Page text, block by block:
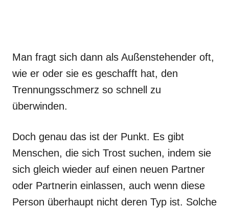
Man fragt sich dann als Außenstehender oft,
wie er oder sie es geschafft hat, den
Trennungsschmerz so schnell zu
überwinden.
Doch genau das ist der Punkt. Es gibt
Menschen, die sich Trost suchen, indem sie
sich gleich wieder auf einen neuen Partner
oder Partnerin einlassen, auch wenn diese
Person überhaupt nicht deren Typ ist. Solche